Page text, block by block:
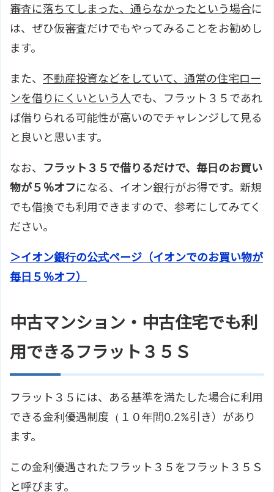
審査に落ちてしまった、通らなかったという場合に
は、ぜひ仮審査だけでもやってみることをお勧めし
ます。
また、 不動産投資などをしていて、通常の住宅ロー
ンを借りにくいという人でも、フラット３５であれ
ば借りられる可能性が高いのでチャレンジして見る
と良いと思います。
なお、 フラット３５で借りるだけで、毎日のお買い
物が５％オフになる、イオン銀行がお得です。新規
でも借換でも利用できますので、参考にしてみてく
ださい。
＞イオン銀行の公式ページ（イオンでのお買い物が
毎日５％オフ）
中古マンション・中古住宅でも利
用できるフラット３５Ｓ
フラット３５には、ある基準を満たした場合に利用
できる金利優遇制度（１０年間0.2%引き）があり
ます。
この金利優遇されたフラット３５をフラット３５Ｓ
と呼びます。